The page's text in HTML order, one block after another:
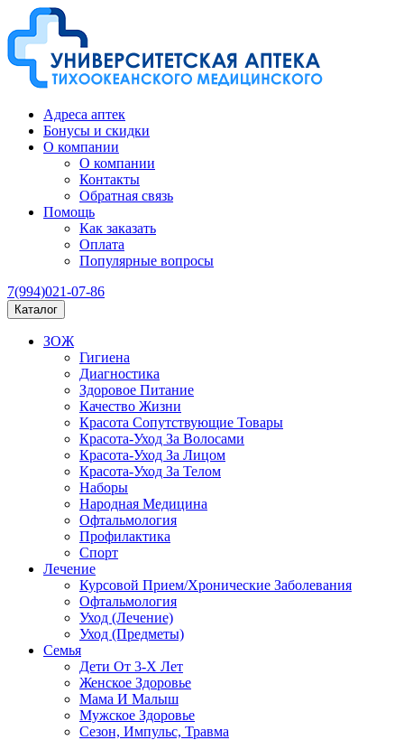
Адреса аптек
Бонусы и скидки
О компании
О компании
Контакты
Обратная связь
Помощь
Как заказать
Оплата
Популярные вопросы
7(994)021-07-86
Каталог
ЗОЖ
Гигиена
Диагностика
Здоровое Питание
Качество Жизни
Красота Сопутствующие Товары
Красота-Уход За Волосами
Красота-Уход За Лицом
Красота-Уход За Телом
Наборы
Народная Медицина
Офтальмология
Профилактика
Спорт
Лечение
Курсовой Прием/Хронические Заболевания
Офтальмология
Уход (Лечение)
Уход (Предметы)
Семья
Дети От 3-Х Лет
Женское Здоровье
Мама И Малыш
Мужское Здоровье
Сезон, Импульс, Травма